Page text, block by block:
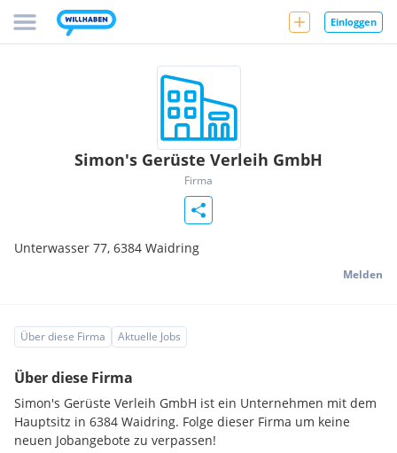
Einloggen
Simon's Gerüste Verleih GmbH
Firma
Unterwasser 77, 6384 Waidring
Melden
Über diese Firma Aktuelle Jobs
Über diese Firma
Simon's Gerüste Verleih GmbH ist ein Unternehmen mit dem
Hauptsitz in 6384 Waidring. Folge dieser Firma um keine
neuen Jobangebote zu verpassen!